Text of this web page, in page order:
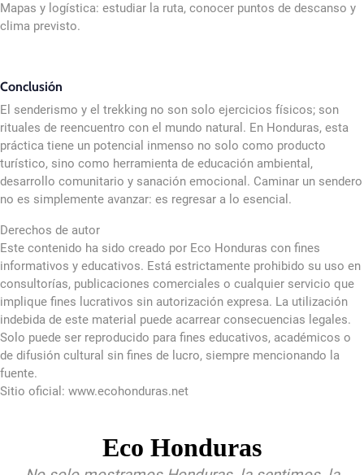
Mapas y logística: estudiar la ruta, conocer puntos de descanso y
clima previsto.
Conclusión
El senderismo y el trekking no son solo ejercicios físicos; son
rituales de reencuentro con el mundo natural. En Honduras, esta
práctica tiene un potencial inmenso no solo como producto
turístico, sino como herramienta de educación ambiental,
desarrollo comunitario y sanación emocional. Caminar un sendero
no es simplemente avanzar: es regresar a lo esencial.
Derechos de autor
Este contenido ha sido creado por Eco Honduras con fines
informativos y educativos. Está estrictamente prohibido su uso en
consultorías, publicaciones comerciales o cualquier servicio que
implique fines lucrativos sin autorización expresa. La utilización
indebida de este material puede acarrear consecuencias legales.
Solo puede ser reproducido para fines educativos, académicos o
de difusión cultural sin fines de lucro, siempre mencionando la
fuente.
Sitio oficial: www.ecohonduras.net
Eco Honduras